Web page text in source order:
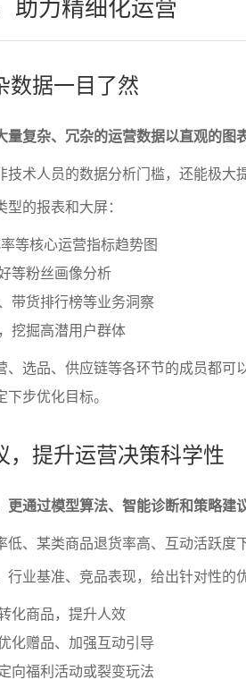
数据一目了然
复杂、冗杂的运营数据以直观的图
技术人员的数据分析门槛，还能极大
的报表和大屏：
等核心运营指标趋势图
等粉丝画像分析
带货排行榜等业务洞察
挖掘高潜用户群体
选品、供应链等各环节的成员都可
步优化目标。
提升运营决策科学性
通过模型算法、智能诊断和策略建
低、某类商品退货率高、互动活跃度
业基准、竞品表现，给出针对性的
化商品，提升人效
化赠品、加强互动引导
向福利活动或裂变玩法